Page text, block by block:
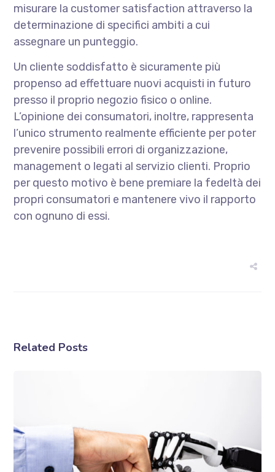
misurare la customer satisfaction attraverso la
determinazione di specifici ambiti a cui
assegnare un punteggio.
Un cliente soddisfatto è sicuramente più
propenso ad effettuare nuovi acquisti in futuro
presso il proprio negozio fisico o online.
L’opinione dei consumatori, inoltre, rappresenta
l’unico strumento realmente efficiente per poter
prevenire possibili errori di organizzazione,
management o legati al servizio clienti. Proprio
per questo motivo è bene premiare la fedeltà dei
propri consumatori e mantenere vivo il rapporto
con ognuno di essi.
Related Posts